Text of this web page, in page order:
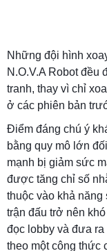
Những đội hình
N.O.V.A Robot đều
tranh, thay vì chỉ
ở các phiên bản
Điểm đáng chú ý
bằng quy mô lớn
mạnh bị giảm sức
được tăng chỉ số
thuộc vào khả
trận đấu trở nên
đọc lobby và đưa
theo một công thức